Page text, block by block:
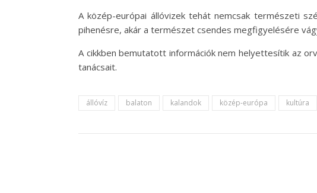
A közép-európai állóvizek tehát nemcsak természeti
pihenésre, akár a természet csendes megfigyelésére
A cikkben bemutatott információk nem helyettesítik az
tanácsait.
állóvíz balaton kalandok közép-európa kultúra